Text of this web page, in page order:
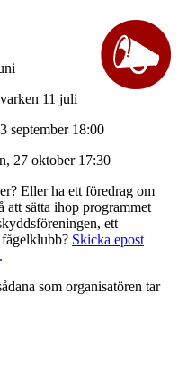
11 juli
september 18:00
27 oktober 17:30
Eller ha ett föredrag om
sätta ihop programmet
ett
Skicka epost
som organisatören tar